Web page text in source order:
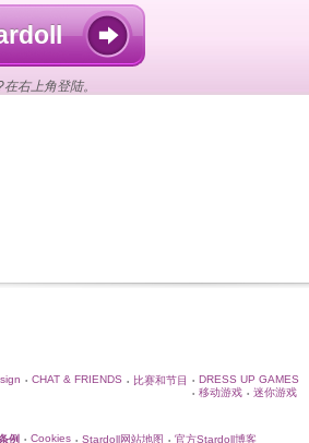
右上角登陆。
• CHAT & FRIENDS • 比赛和节目 • DRESS UP GAMES
• 移动游戏 • 迷你游戏
例 • Cookies • Stardoll网站地图 • 官方Stardoll博客